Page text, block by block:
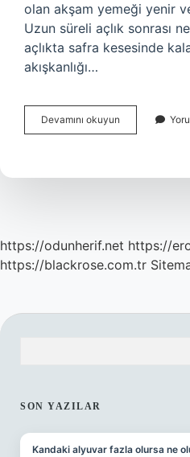
olan akşam yemeği yenir
Uzun süreli açlık sonrası
açlıkta safra kesesinde
akışkanlığı…
Devamını okuyun
Süreli
Demek
https://odunherif.net https://
https://blackrose.com.tr
SON YAZILAR
Kandaki alyuvar fazla olursa ne